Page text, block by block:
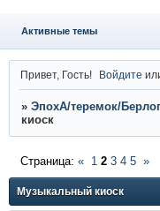
Активные темы
Привет, Гость! Войдите
» ЭпохА/теремок/
киоск
Музыкальный киоск
Страница: « 1 2 3 4 5 »